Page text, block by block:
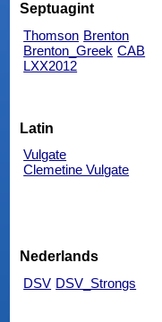
Septuagint
Thomson Brenton
Brenton_Greek CAB
LXX2012
Latin
Vulgate
Clemetine Vulgate
Nederlands
DSV DSV_Strongs